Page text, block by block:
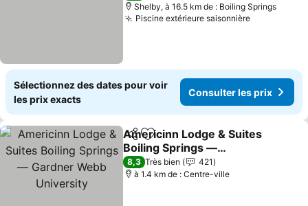
Shelby, à 16.5 km de : Boiling Springs
Piscine extérieure saisonnière
Sélectionnez des dates pour voir
les prix exacts
Consulter les prix
PartagerAjouter à mes favoris
Americinn Lodge & Suites
Boiling Springs —
Gardner Webb University
8,3 Très bien
421
à 1.4 km de : Centre-ville